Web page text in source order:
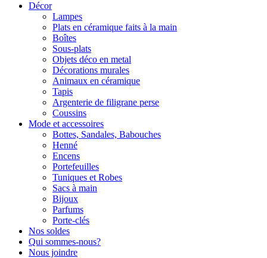
Décor
Lampes
Plats en céramique faits à la main
Boîtes
Sous-plats
Objets déco en metal
Décorations murales
Animaux en céramique
Tapis
Argenterie de filigrane perse
Coussins
Mode et accessoires
Bottes, Sandales, Babouches
Henné
Encens
Portefeuilles
Tuniques et Robes
Sacs à main
Bijoux
Parfums
Porte-clés
Nos soldes
Qui sommes-nous?
Nous joindre